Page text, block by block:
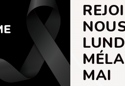
MAI